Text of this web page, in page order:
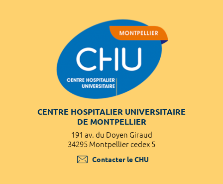
CENTRE HOSPITALIER UNIVERSITAIRE
DE MONTPELLIER
191 av. du Doyen Giraud
34295 Montpellier cedex 5
Contacter le CHU